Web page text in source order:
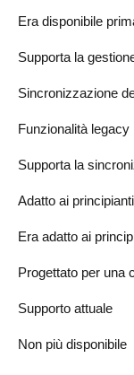
Era disponibile
Supporta la
Sincronizzazione
Funzionalità legacy
Supporta la
Adatto ai principianti
Era adatto ai
Progettato per una
Supporto attuale
Non più disponibile